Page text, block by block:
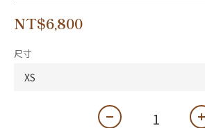
NT$6,800
尺寸